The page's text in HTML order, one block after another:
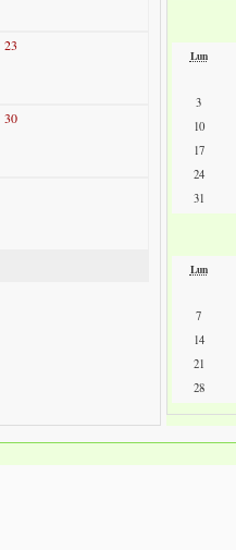
23
30
Lun
3
10
17
24
31
Lun
7
14
21
28